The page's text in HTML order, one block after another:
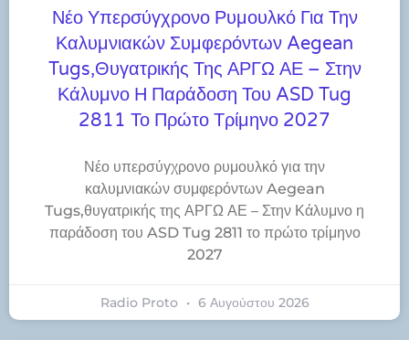
Νέο Υπερσύγχρονο Ρυμουλκό Για Την
Καλυμνιακών Συμφερόντων Aegean
Tugs,θυγατρικής Της ΑΡΓΩ ΑΕ – Στην
Κάλυμνο Η Παράδοση Του ASD Tug
2811 Το Πρώτο Τρίμηνο 2027
Νέο υπερσύγχρονο ρυμουλκό για την
καλυμνιακών συμφερόντων Aegean
Tugs,θυγατρικής της ΑΡΓΩ ΑΕ – Στην Κάλυμνο η
παράδοση του ASD Tug 2811 το πρώτο τρίμηνο
2027
Radio Proto 6 Αυγούστου 2026